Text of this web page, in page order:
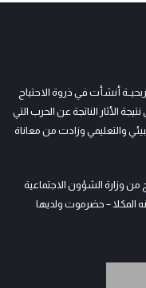
أنشأت في ذروة الاحتياج
الأثار الناتجة عن الحرب التي
والتعليمي وزادت من معاناة
2023 بموجب تصريح من وزارة الشؤون الاجتماعية
مدينه المكلا – حضرموت ولديها